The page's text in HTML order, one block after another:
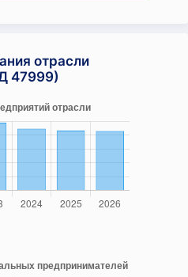
отрасли
47999)